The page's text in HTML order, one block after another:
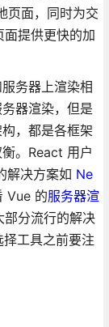
页面，同时为交
提供更快的加
务器上渲染相
器渲染，但是
，都是各框架
。React 用户
解决方案如 Ne
Vue 的服务器渲
部分流行的解决
工具之前要注